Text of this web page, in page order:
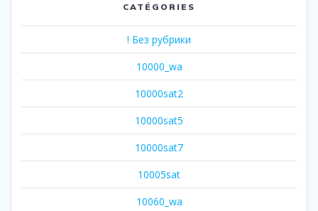
CATÉGORIES
! Без рубрики
10000_wa
10000sat2
10000sat5
10000sat7
10005sat
10060_wa